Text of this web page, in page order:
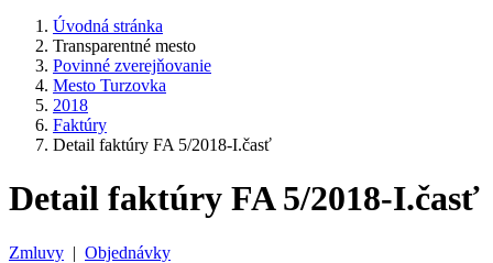
Úvodná stránka
Transparentné mesto
Povinné zverejňovanie
Mesto Turzovka
2018
Faktúry
Detail faktúry FA 5/2018-I.časť
Detail faktúry FA 5/2018-I.časť
Zmluvy | Objednávky